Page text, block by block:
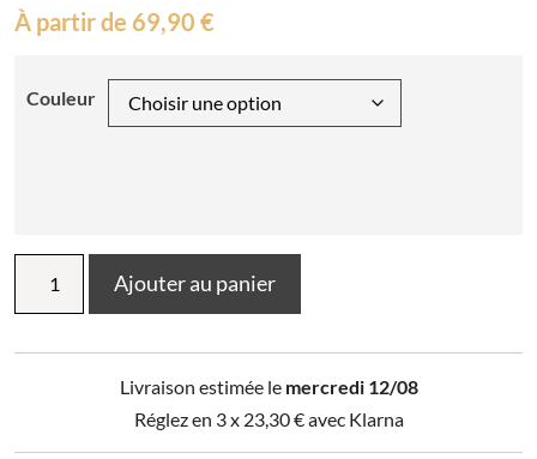
À partir de 69,90 €
Couleur
Plaid
Ajouter au panier
Livraison estimée le mercredi 12/08
Réglez en 3 x 23,30€avec Klarna